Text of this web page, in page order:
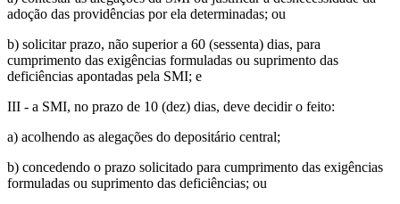
adoção das providências por ela determinadas; ou
b) solicitar prazo, não superior a 60 (sessenta) dias, para
cumprimento das exigências formuladas ou suprimento das
deficiências apontadas pela SMI; e
III - a SMI, no prazo de 10 (dez) dias, deve decidir o feito:
a) acolhendo as alegações do depositário central;
b) concedendo o prazo solicitado para cumprimento das exigências
formuladas ou suprimento das deficiências; ou